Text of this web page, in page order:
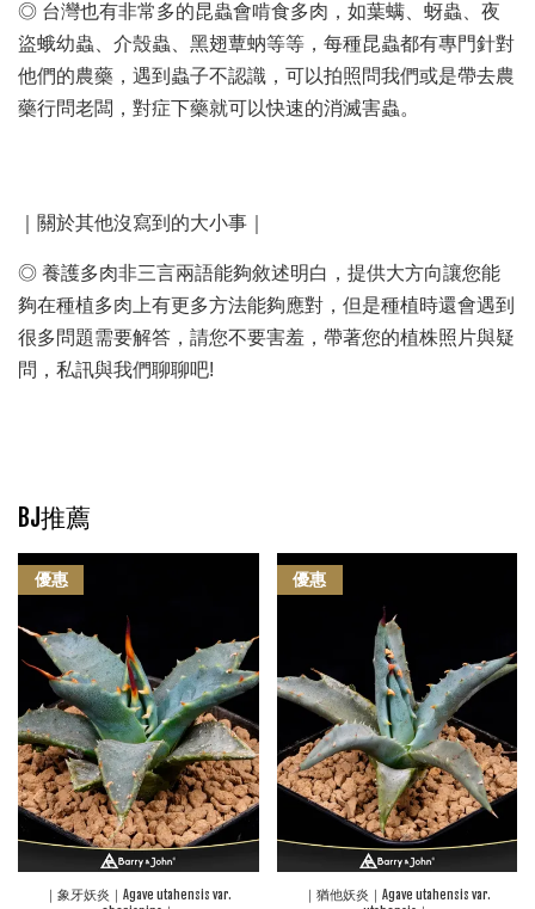
◎ 台灣也有非常多的昆蟲會啃食多肉，如葉螨、蚜蟲、夜
盜蛾幼蟲、介殼蟲、黑翅蕈蚋等等，每種昆蟲都有專門針對
他們的農藥，遇到蟲子不認識，可以拍照問我們或是帶去農
藥行問老闆，對症下藥就可以快速的消滅害蟲。
｜關於其他沒寫到的大小事｜
◎ 養護多肉非三言兩語能夠敘述明白，提供大方向讓您能
夠在種植多肉上有更多方法能夠應對，但是種植時還會遇到
很多問題需要解答，請您不要害羞，帶著您的植株照片與疑
問，私訊與我們聊聊吧!
BJ推薦
優惠
｜象牙妖炎｜Agave utahensis var.
優惠
｜猶他妖炎｜Agave utahensis var.